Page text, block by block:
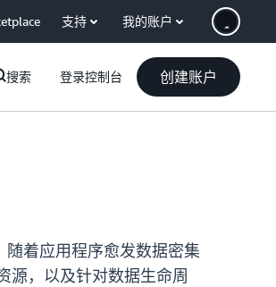
支持 我的账户
搜索 登录控制台 创建账户
着应用程序愈发数据密集
源，以及针对数据生命周